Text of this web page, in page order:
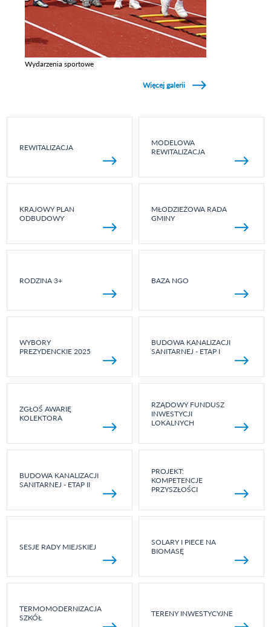
Wydarzenia sportowe
Więcej galerii
REWITALIZACJA
MODELOWA
REWITALIZACJA
KRAJOWY PLAN
ODBUDOWY
MŁODZIEŻOWA RADA
GMINY
RODZINA 3+ BAZA NGO
WYBORY
PREZYDENCKIE 2025
BUDOWA KANALIZACJI
SANITARNEJ - ETAP I
ZGŁOŚ AWARIĘ
KOLEKTORA
RZĄDOWY FUNDUSZ
INWESTYCJI
LOKALNYCH
BUDOWA KANALIZACJI
SANITARNEJ - ETAP II
PROJEKT:
KOMPETENCJE
PRZYSZŁOŚCI
SESJE RADY MIEJSKIEJ
SOLARY I PIECE NA
BIOMASĘ
TERMOMODERNIZACJA
SZKÓŁ
TERENY INWESTYCYJNE